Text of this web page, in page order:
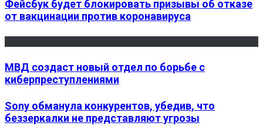
Фейсбук будет блокировать призывы об отказе
от вакцинации против коронавируса
МВД создаст новый отдел по борьбе с
киберпреступлениями
Sony обманула конкурентов, убедив, что
беззеркалки не представляют угрозы